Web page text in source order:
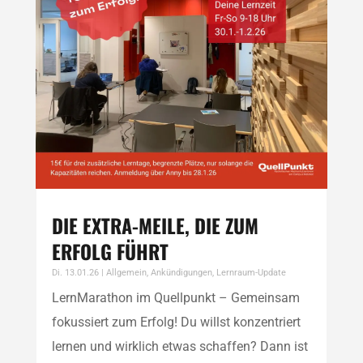
DIE EXTRA-MEILE, DIE ZUM
ERFOLG FÜHRT
Di. 13.01.26| Allgemein, Ankündigungen, Lernraum-Update
LernMarathon im Quellpunkt – Gemeinsam
fokussiert zum Erfolg! Du willst konzentriert
lernen und wirklich etwas schaffen? Dann ist